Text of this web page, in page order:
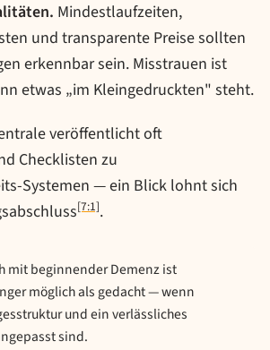
Mindestlaufzeiten,
und transparente Preise sollten
erkennbar sein. Misstrauen ist
etwas „im Kleingedruckten" steht.
veröffentlicht oft
Checklisten zu
Systemen — ein Blick lohnt sich
[7:1].
mit beginnender Demenz ist
möglich als gedacht — wenn
und ein verlässliches
sind.